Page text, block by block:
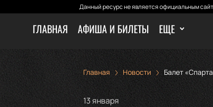
Данный ресурс не является официальным
ГЛАВНАЯ АФИША И БИЛЕТЫ ЕЩЕ
Главная Новости Балет
13 января